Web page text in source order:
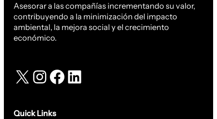
Asesorar a las compañías incrementando su valor,
contribuyendo a la minimización del impacto
ambiental, la mejora social y el crecimiento
económico.
X InstagramFacebook LinkedIn
Quick Links